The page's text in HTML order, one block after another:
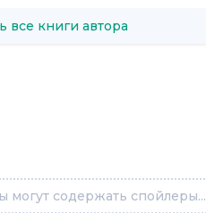
все книги автора
могут содержать спойлеры...